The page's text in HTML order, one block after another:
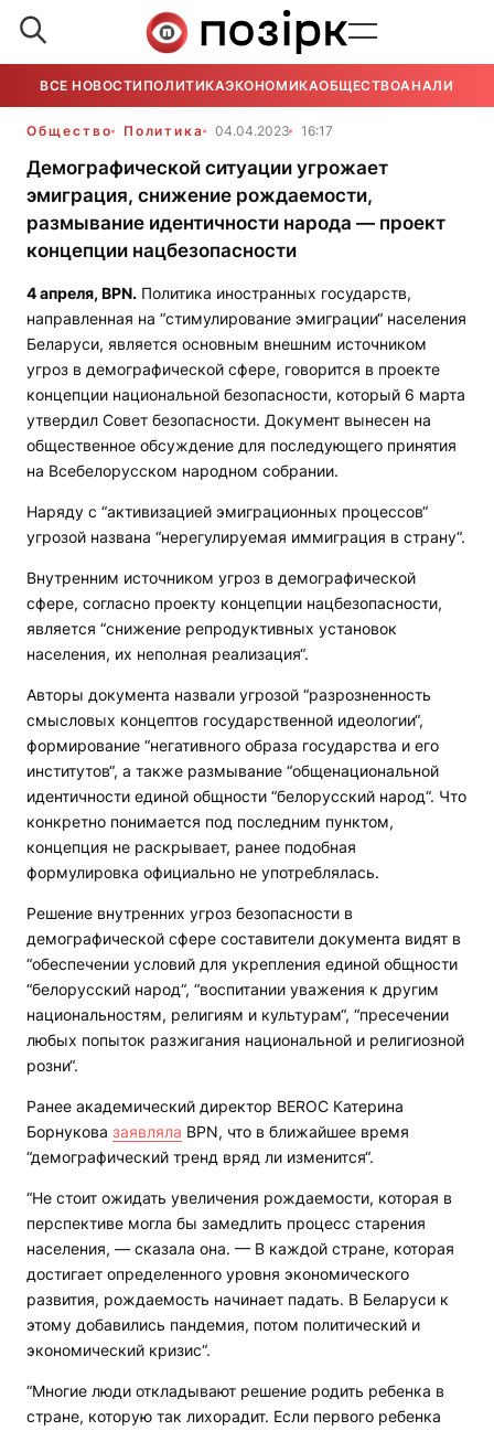
ВСЕ НОВОСТИ ПОЛИТИКАЭКОНОМИКАОБЩЕСТВОАНАЛИТИКА
Общество Политика 04.04.2023 16:17
Демографической ситуации угрожает
эмиграция, снижение рождаемости,
размывание идентичности народа — проект
концепции нацбезопасности
4 апреля, BPN. Политика иностранных государств,
направленная на “стимулирование эмиграции“ населения
Беларуси, является основным внешним источником
угроз в демографической сфере, говорится в проекте
концепции национальной безопасности, который 6 марта
утвердил Совет безопасности. Документ вынесен на
общественное обсуждение для последующего принятия
на Всебелорусском народном собрании.
Наряду с “активизацией эмиграционных процессов“
угрозой названа “нерегулируемая иммиграция в страну“.
Внутренним источником угроз в демографической
сфере, согласно проекту концепции нацбезопасности,
является “снижение репродуктивных установок
населения, их неполная реализация“.
Авторы документа назвали угрозой “разрозненность
смысловых концептов государственной идеологии“,
формирование “негативного образа государства и его
институтов“, а также размывание “общенациональной
идентичности единой общности “белорусский народ“. Что
конкретно понимается под последним пунктом,
концепция не раскрывает, ранее подобная
формулировка официально не употреблялась.
Решение внутренних угроз безопасности в
демографической сфере составители документа видят в
“обеспечении условий для укрепления единой общности
“белорусский народ“, “воспитании уважения к другим
национальностям, религиям и культурам“, “пресечении
любых попыток разжигания национальной и религиозной
розни“.
Ранее академический директор BEROC Катерина
Борнукова заявляла BPN, что в ближайшее время
“демографический тренд вряд ли изменится“.
“Не стоит ожидать увеличения рождаемости, которая в
перспективе могла бы замедлить процесс старения
населения, — сказала она. — В каждой стране, которая
достигает определенного уровня экономического
развития, рождаемость начинает падать. В Беларуси к
этому добавились пандемия, потом политический и
экономический кризис“.
“Многие люди откладывают решение родить ребенка в
стране, которую так лихорадит. Если первого ребенка